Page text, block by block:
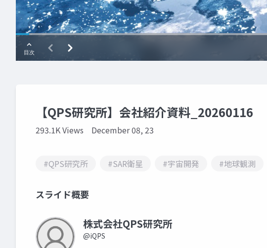
【QPS研究所】会社紹介資料_20260116
293.1K Views December 08, 23
#QPS研究所 #SAR衛星 #宇宙開発 #地球観測
スライド概要
株式会社QPS研究所
@iQPS